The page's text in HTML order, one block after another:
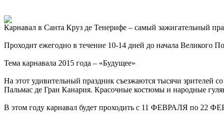
Карнавал в Санта Круз де Тенерифе – самый зажигательный
Проходит ежегодно в течение 10-14 дней до начала Великого
Тема карнавала 2015 года – «Будущее»
На этот удивительный праздник съезжаются тысячи зрителей
Пальмас де Гран Канария. Красочные костюмы и народные
В этом году карнавал будет проходить с 11 ФЕВРАЛЯ по 22